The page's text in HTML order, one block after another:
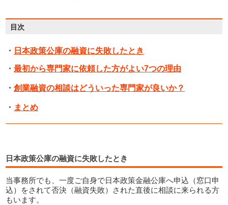
目次
・ 日本政策公庫の融資に失敗したとき
・最初から専門家に依頼した方がよい7つの理由
・創業融資の相談はどういった専門家が良いか？
・ まとめ
日本政策公庫の融資に失敗したとき
当事務所でも、一度ご自身で日本政策金融公庫へ申込（窓口申
込）をされて否決（融資失敗）された直後に相談に来られる方
もいます。